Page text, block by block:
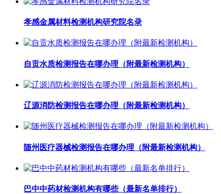
孝感金属材料检测机构研究院名录
自贡水质检测报告在哪办理（附最新检测机构）
辽源消防检测报告在哪办理（附最新检测机构）
随州医疗器械检测报告在哪办理（附最新检测机构）
巴中中药材检测机构有哪些（最新名单排行）